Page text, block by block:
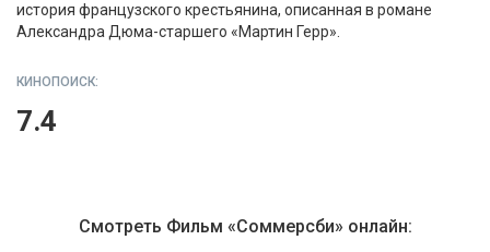
история французского крестьянина, описанная в романе
Александра Дюма-старшего «Мартин Герр».
КИНОПОИСК:
7.4
Смотреть Фильм «Соммерсби» онлайн: